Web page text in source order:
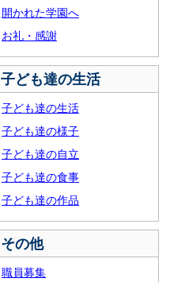
開かれた学園へ
お礼・感謝
子ども達の生活
子ども達の生活
子ども達の様子
子ども達の自立
子ども達の食事
子ども達の作品
その他
職員募集